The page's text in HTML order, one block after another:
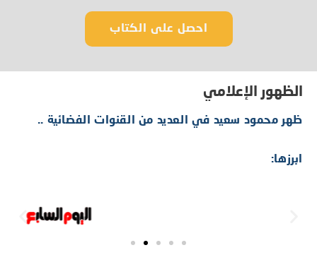
احصل على الكتاب
الظهور الإعلامي
ظهر محمود سعيد في العديد من القنوات الفضائية ..
ابرزها: